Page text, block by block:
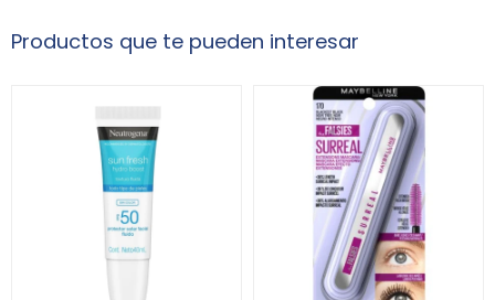
Productos que te pueden interesar